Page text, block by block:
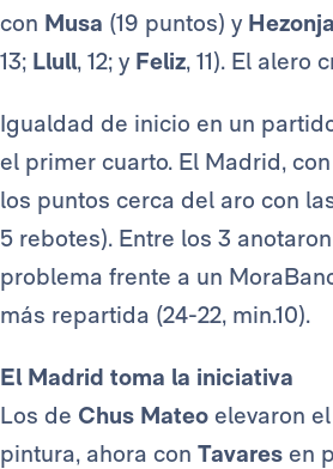
con Musa (19 puntos) y Hezonja
13; Llull, 12; y Feliz, 11). El
Igualdad de inicio en un
el primer cuarto. El Madrid,
los puntos cerca del aro con
5 rebotes). Entre los 3
problema frente a un
más repartida (24-22, min.10).
El Madrid toma la iniciativa
Los de Chus Mateo elevaron
pintura, ahora con Tavares en